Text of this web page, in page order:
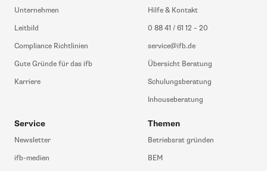
Unternehmen
Leitbild
Compliance Richtlinien
Gute Gründe für das ifb
Karriere
Hilfe & Kontakt
0 88 41 / 61 12 – 20
service@ifb.de
Übersicht Beratung
Schulungsberatung
Inhouseberatung
Service
Newsletter
ifb-medien
Themen
Betriebsrat gründen
BEM